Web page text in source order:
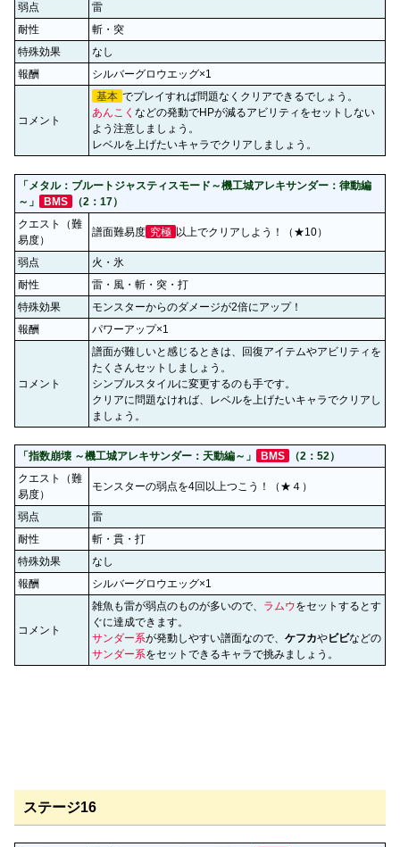
弱点
雷
耐性
斬・突
特殊効果
なし
報酬
シルバーグロウエッグ×1
コメント
基本 でプレイすれば問題なくクリアできるでしょう。
あんこく などの発動でHPが減るアビリティをセットしない
よう注意しましょう。
レベルを上げたいキャラでクリアしましょう。
「メタル：ブルートジャスティスモード～機工城アレキサンダー：律動編
～」
BMS
（2：17）
クエスト（難
易度）
譜面難易度 究極 以上でクリアしよう！（★10）
弱点
火・氷
耐性
雷・風・斬・突・打
特殊効果
モンスターからのダメージが2倍にアップ！
報酬
パワーアップ×1
コメント
譜面が難しいと感じるときは、回復アイテムやアビリティを
たくさんセットしましょう。
シンプルスタイルに変更するのも手です。
クリアに問題なければ、レベルを上げたいキャラでクリアし
ましょう。
「指数崩壊 ～機工城アレキサンダー：天動編～」 BMS
（2：52）
クエスト（難
易度）
モンスターの弱点を4回以上つこう！（★４）
弱点
雷
耐性
斬・貫・打
特殊効果
なし
報酬
シルバーグロウエッグ×1
コメント
雑魚も雷が弱点のものが多いので、 ラムウをセットするとす
ぐに達成できます。
サンダー系が発動しやすい譜面なので、 ケフカやビビなどの
サンダー系をセットできるキャラで挑みましょう。
ステージ16